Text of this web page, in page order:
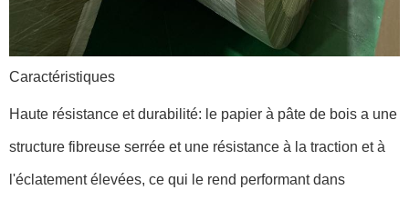
Caractéristiques
Haute résistance et durabilité: le papier à pâte de bois a une
structure fibreuse serrée et une résistance à la traction et à
l'éclatement élevées, ce qui le rend performant dans